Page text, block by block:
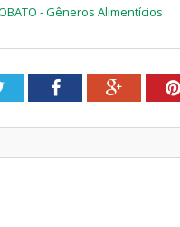
- Gêneros Alimentícios
TwitterFacebookGoogle+